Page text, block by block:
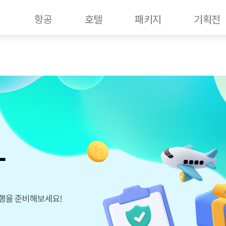
항공 호텔 패키지 기획전